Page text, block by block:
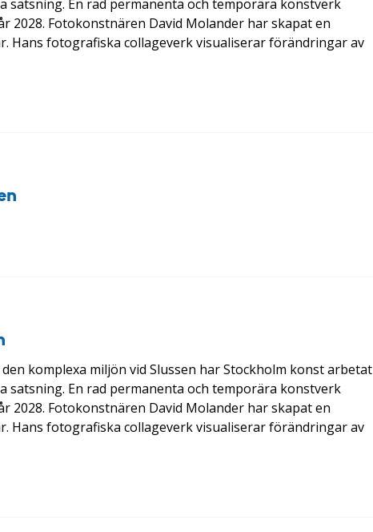
satsning. En rad permanenta och temporära konstverk
2028. Fotokonstnären David Molander har skapat en
Hans fotografiska collageverk visualiserar förändringar av
komplexa miljön vid Slussen har Stockholm konst arbetat
satsning. En rad permanenta och temporära konstverk
2028. Fotokonstnären David Molander har skapat en
Hans fotografiska collageverk visualiserar förändringar av